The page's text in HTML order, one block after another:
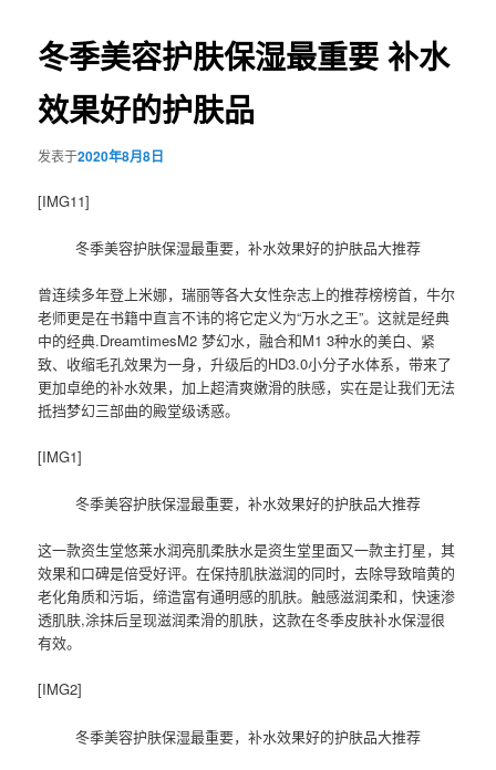
航
冬季美容护肤保湿最重要 补水
效果好的护肤品
发表于2020年8月8日
[IMG11]
冬季美容护肤保湿最重要， 补水效果好的护肤品大推荐
曾连续多年登上米娜，瑞丽等各大女性杂志上的推荐榜榜首，牛尔
老师更是在书籍中直言不讳的将它定义为“万水之王”。这就是经典
中的经典.DreamtimesM2 梦幻水，融合和M1 3种水的美白、紧
致、收缩毛孔效果为一身，升级后的HD3.0小分子水体系，带来了
更加卓绝的补水效果，加上超清爽嫩滑的肤感，实在是让我们无法
抵挡梦幻三部曲的殿堂级诱惑。
[IMG1]
冬季美容护肤保湿最重要，补水效果好的护肤品大推荐
这一款资生堂悠莱水润亮肌柔肤水是资生堂里面又一款主打星，其
效果和口碑是倍受好评。在保持肌肤滋润的同时，去除导致暗黄的
老化角质和污垢，缔造富有通明感的肌肤。触感滋润柔和，快速渗
透肌肤,涂抹后呈现滋润柔滑的肌肤，这款在冬季皮肤补水保湿很
有效。
[IMG2]
冬季美容护肤保湿最重要，补水效果好的护肤品大推荐